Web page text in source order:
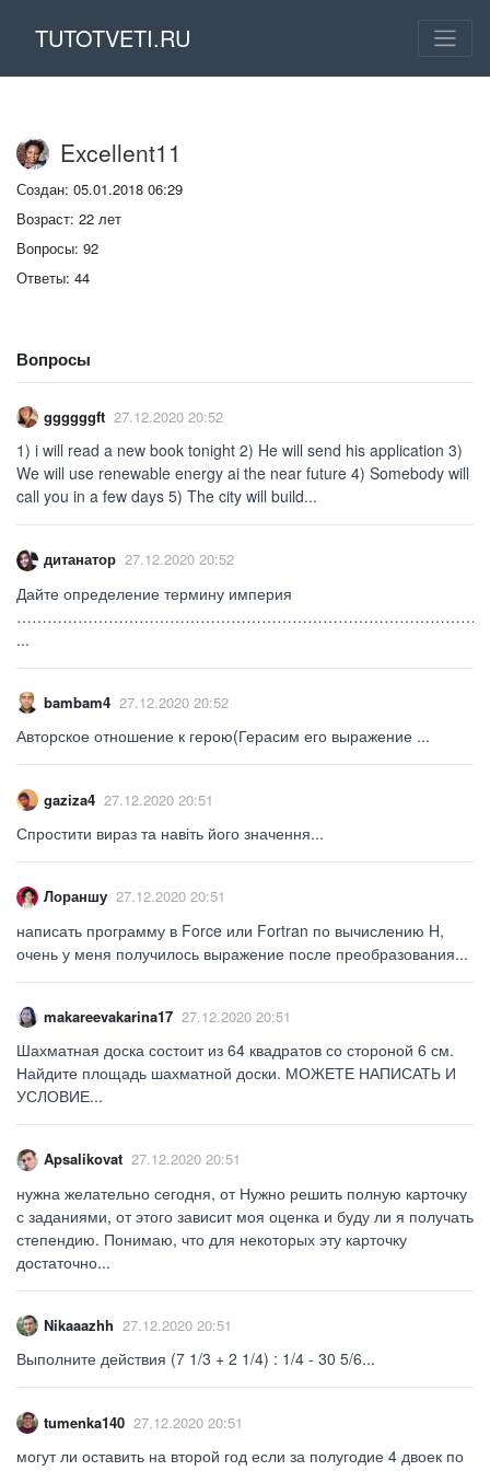
TUTOTVETI.RU
Excellent11
Создан: 05.01.2018 06:29
Возраст: 22 лет
Вопросы: 92
Ответы: 44
Вопросы
ggggggft 27.12.2020 20:52
1) i will read a new book tonight 2) He will send his application 3)
We will use renewable energy ai the near future 4) Somebody will
call you in a few days 5) The city will build...
дитанатор 27.12.2020 20:52
Дайте определение термину империя
...
bambam4 27.12.2020 20:52
Авторское отношение к герою(Герасим его выражение ​...
gaziza4 27.12.2020 20:51
Спростити вираз та навіть його значення...
Лораншу 27.12.2020 20:51
написать программу в Force или Fortran по вычислению H,
очень у меня получилось выражение после преобразования...
makareevakarina17 27.12.2020 20:51
Шахматная доска состоит из 64 квадратов со стороной 6 см.
Найдите площадь шахматной доски. МОЖЕТЕ НАПИСАТЬ И
УСЛОВИЕ...
Apsalikovat 27.12.2020 20:51
нужна желательно сегодня, от Нужно решить полную карточку
с заданиями, от этого зависит моя оценка и буду ли я получать
степендию. Понимаю, что для некоторых эту карточку
достаточно...
Nikaaazhh 27.12.2020 20:51
Выполните действия (7 1/3 + 2 1/4) : 1/4 - 30 5/6​...
tumenka140 27.12.2020 20:51
могут ли оставить на второй год если за полугодие 4 двоек по